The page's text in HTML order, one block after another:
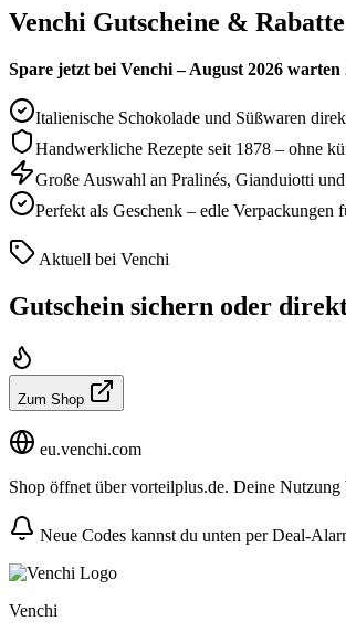
Venchi Gutscheine &
Spare jetzt bei Venchi – August 2026
Italienische Schokolade und Süßwaren
Handwerkliche Rezepte seit 1878 – ohne
Große Auswahl an Pralinés, Gianduiotti
Perfekt als Geschenk – edle Verpackungen
Aktuell bei Venchi
Gutschein sichern oder
Zum Shop
eu.venchi.com
Shop öffnet über vorteilplus.de. Deine Nutzung
Neue Codes kannst du unten per Deal-
Venchi